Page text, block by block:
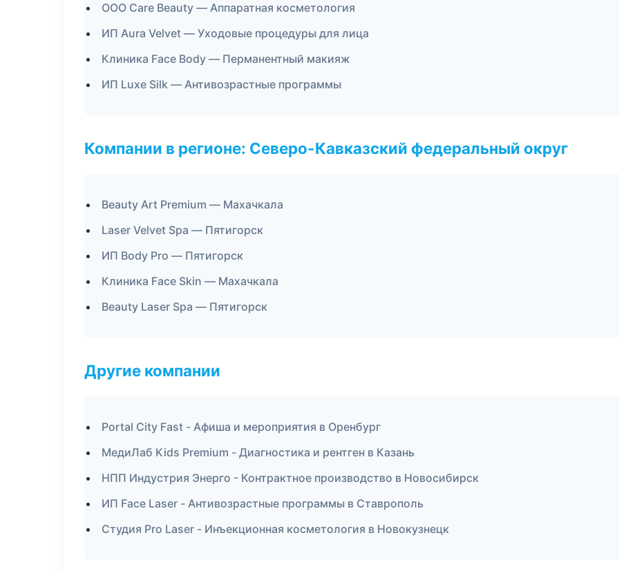
ООО Care Beauty — Аппаратная косметология
ИП Aura Velvet — Уходовые процедуры для лица
Клиника Face Body — Перманентный макияж
ИП Luxe Silk — Антивозрастные программы
Компании в регионе: Северо-Кавказский федеральный округ
Beauty Art Premium — Махачкала
Laser Velvet Spa — Пятигорск
ИП Body Pro — Пятигорск
Клиника Face Skin — Махачкала
Beauty Laser Spa — Пятигорск
Другие компании
Portal City Fast - Афиша и мероприятия в Оренбург
МедиЛаб Kids Premium - Диагностика и рентген в Казань
НПП Индустрия Энерго - Контрактное производство в Новосибирск
ИП Face Laser - Антивозрастные программы в Ставрополь
Студия Pro Laser - Инъекционная косметология в Новокузнецк